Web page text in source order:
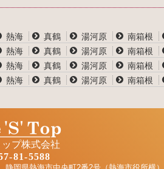
熱海 真鶴 湯河原 南箱根
熱海 真鶴 湯河原 南箱根
熱海 真鶴 湯河原 南箱根
熱海 真鶴 湯河原 南箱根
プ株式会社
81-5588